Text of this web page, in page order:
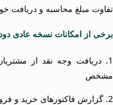
تفاوت مبلغ محاسبه و دریافت
برخی از امکانات نسخه عادی
1. دریافت وجه نقد از
مشخص
2. گزارش فاکتورهای خرید و فروش